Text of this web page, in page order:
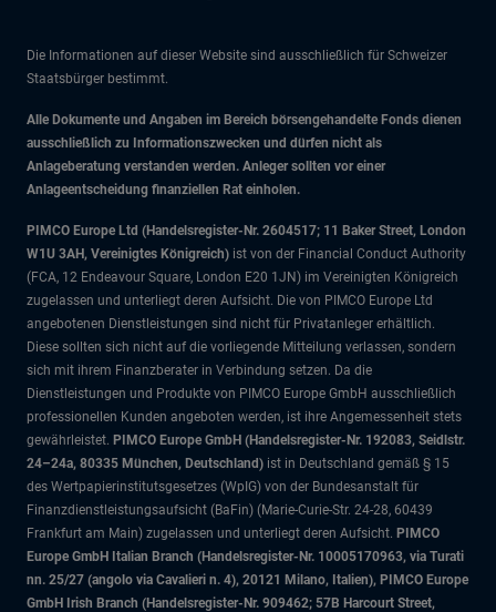
Die Informationen auf dieser Website sind ausschließlich für Schweizer
Staatsbürger bestimmt.
Alle Dokumente und Angaben im Bereich börsengehandelte Fonds dienen
ausschließlich zu Informationszwecken und dürfen nicht als
Anlageberatung verstanden werden. Anleger sollten vor einer
Anlageentscheidung finanziellen Rat einholen.
PIMCO Europe Ltd (Handelsregister-Nr. 2604517; 11 Baker Street, London
W1U 3AH, Vereinigtes Königreich) ist von der Financial Conduct Authority
(FCA, 12 Endeavour Square, London E20 1JN) im Vereinigten Königreich
zugelassen und unterliegt deren Aufsicht. Die von PIMCO Europe Ltd
angebotenen Dienstleistungen sind nicht für Privatanleger erhältlich.
Diese sollten sich nicht auf die vorliegende Mitteilung verlassen, sondern
sich mit ihrem Finanzberater in Verbindung setzen. Da die
Dienstleistungen und Produkte von PIMCO Europe GmbH ausschließlich
professionellen Kunden angeboten werden, ist ihre Angemessenheit stets
gewährleistet. PIMCO Europe GmbH (Handelsregister-Nr. 192083, Seidlstr.
24–24a, 80335 München, Deutschland) ist in Deutschland gemäß § 15
des Wertpapierinstitutsgesetzes (WpIG) von der Bundesanstalt für
Finanzdienstleistungsaufsicht (BaFin) (Marie-Curie-Str. 24-28, 60439
Frankfurt am Main) zugelassen und unterliegt deren Aufsicht. PIMCO
Europe GmbH Italian Branch (Handelsregister-Nr. 10005170963, via Turati
nn. 25/27 (angolo via Cavalieri n. 4), 20121 Milano, Italien), PIMCO Europe
GmbH Irish Branch (Handelsregister-Nr. 909462; 57B Harcourt Street,